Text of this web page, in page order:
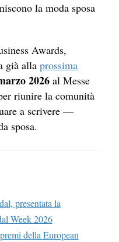
la moda sposa
Awards,
già alla prossima
2026 al Messe
riunire la comunità
a scrivere —
sposa.
presentata la
Week 2026
della European